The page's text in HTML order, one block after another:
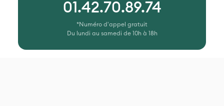
01.42.70.89.74
*Numéro d'appel gratuit
Du lundi au samedi de 10h à 18h